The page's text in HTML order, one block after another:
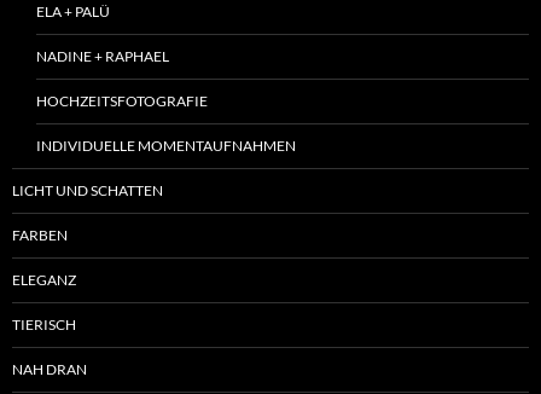
ELA + PALÜ
NADINE + RAPHAEL
HOCHZEITSFOTOGRAFIE
INDIVIDUELLE MOMENTAUFNAHMEN
LICHT UND SCHATTEN
FARBEN
ELEGANZ
TIERISCH
NAH DRAN